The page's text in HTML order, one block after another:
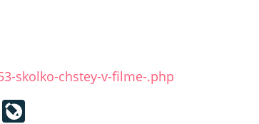
skolko-chstey-v-filme-.php
Mail.Ru